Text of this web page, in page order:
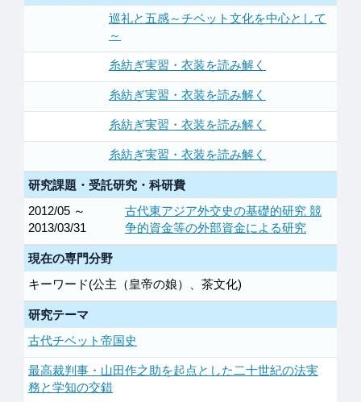
巡礼と五感～チベット文化を中心として
～
糸紡ぎ実習・衣装を読み解く
糸紡ぎ実習・衣装を読み解く
糸紡ぎ実習・衣装を読み解く
糸紡ぎ実習・衣装を読み解く
研究課題・受託研究・科研費
2012/05 ～
2013/03/31
古代東アジア外交史の基礎的研究 競
争的資金等の外部資金による研究
現在の専門分野
キーワード(公主（皇帝の娘）、茶文化)
研究テーマ
古代チベット帝国史
最高裁判事・山田作之助を起点とした二十世紀の法実
務と学知の交錯